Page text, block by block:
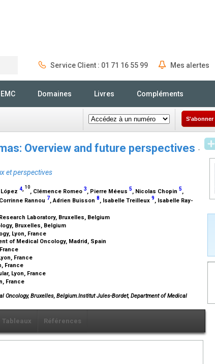
Service Client : 01 71 16 55 99 Mes alertes
Domaines Livres Compléments
S'abonner
Overview and future perspectives -
et perspectives
4, 10
, Clémence Romeo 3, Pierre Méeus 5, Nicolas Chopin 5,
Rannou 7, Adrien Buisson 8, Isabelle Treilleux 9, Isabelle Ray-
Laboratory, Bruxelles, Belgium
Bruxelles, Belgium
Lyon, France
of Medical Oncology, Madrid, Spain
France
France
Lyon, France
France
Oncology, Bruxelles, Belgium.Institut Jules-Bordet, Department of Medical
Tableaux Références